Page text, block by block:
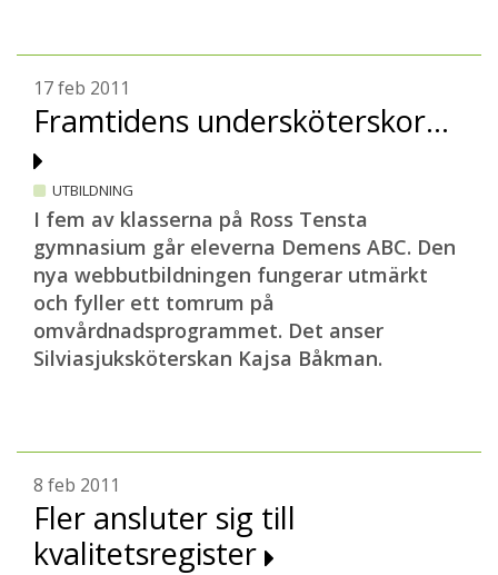
17 feb 2011
Framtidens undersköterskor...
UTBILDNING
I fem av klasserna på Ross Tensta
gymnasium går eleverna Demens ABC. Den
nya webbutbildningen fungerar utmärkt
och fyller ett tomrum på
omvårdnadsprogrammet. Det anser
Silviasjuksköterskan Kajsa Båkman.
8 feb 2011
Fler ansluter sig till
kvalitetsregister